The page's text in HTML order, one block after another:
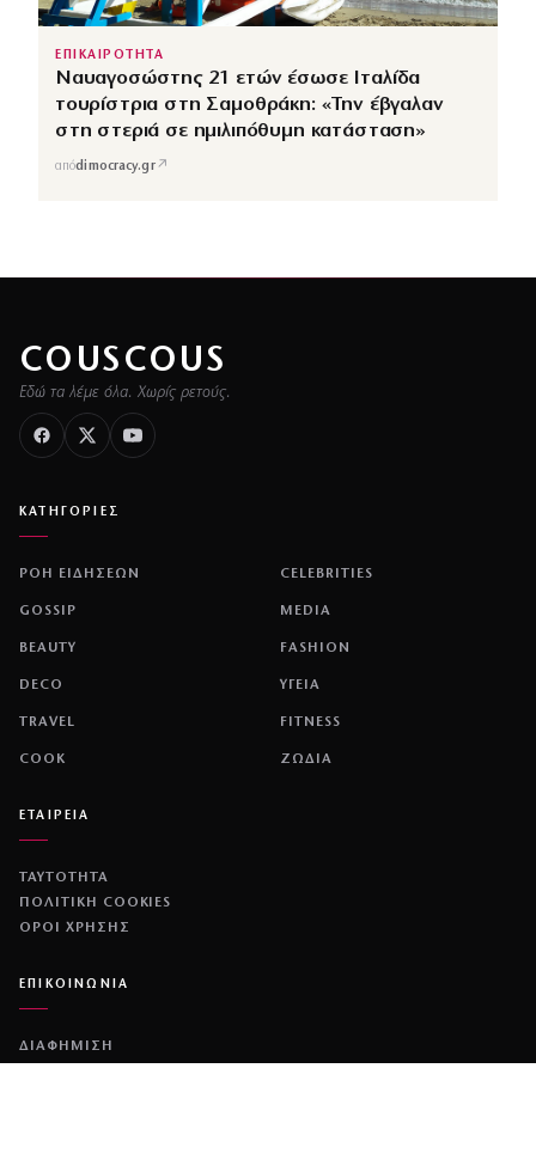
ΕΠΙΚΑΙΡΟΤΗΤΑ
Ναυαγοσώστης 21 ετών έσωσε Ιταλίδα
τουρίστρια στη Σαμοθράκη: «Την έβγαλαν
στη στεριά σε ημιλιπόθυμη κατάσταση»
απόdimocracy.gr↗
COUSCOUS
Εδώ τα λέμε όλα. Χωρίς ρετούς.
ΚΑΤΗΓΟΡΙΕΣ
ΡΟΗ ΕΙΔΗΣΕΩΝ CELEBRITIES
GOSSIP MEDIA
BEAUTY FASHION
DECO ΥΓΕΙΑ
TRAVEL FITNESS
COOK ΖΩΔΙΑ
ΕΤΑΙΡΕΙΑ
ΤΑΥΤΟΤΗΤΑ
ΠΟΛΙΤΙΚΉ COOKIES
ΌΡΟΙ ΧΡΉΣΗΣ
ΕΠΙΚΟΙΝΩΝΙΑ
ΔΙΑΦΗΜΙΣΗ